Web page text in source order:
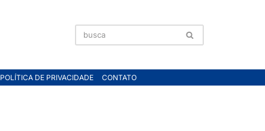
POLÍTICA DE PRIVACIDADE CONTATO